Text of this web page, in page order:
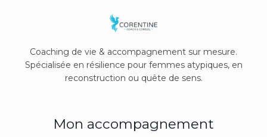
Coaching de vie & accompagnement sur mesure.
Spécialisée en résilience pour femmes atypiques, en
reconstruction ou quête de sens.
Mon accompagnement